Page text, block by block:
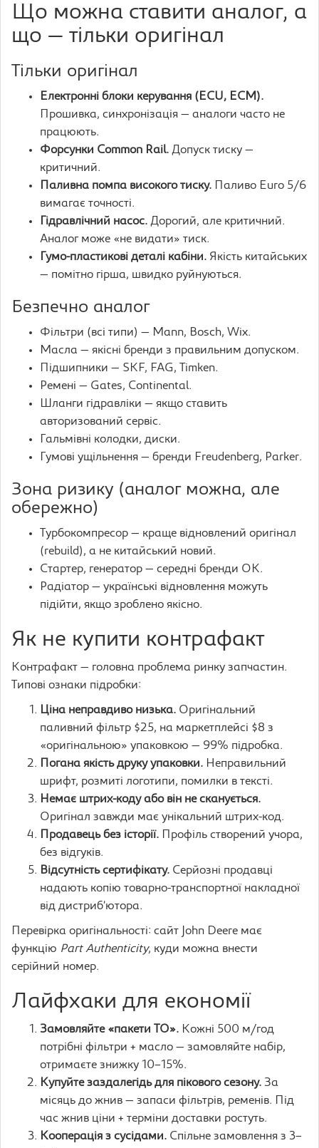
Що можна ставити аналог, а
що — тільки оригінал
Тільки оригінал
Електронні блоки керування (ECU, ECM).
Прошивка, синхронізація — аналоги часто не
працюють.
Форсунки Common Rail. Допуск тиску —
критичний.
Паливна помпа високого тиску. Паливо Euro 5/6
вимагає точності.
Гідравлічний насос. Дорогий, але критичний.
Аналог може «не видати» тиск.
Гумо-пластикові деталі кабіни. Якість китайських
— помітно гірша, швидко руйнуються.
Безпечно аналог
Фільтри (всі типи) — Mann, Bosch, Wix.
Масла — якісні бренди з правильним допуском.
Підшипники — SKF, FAG, Timken.
Ремені — Gates, Continental.
Шланги гідравліки — якщо ставить
авторизований сервіс.
Гальмівні колодки, диски.
Гумові ущільнення — бренди Freudenberg, Parker.
Зона ризику (аналог можна, але
обережно)
Турбокомпресор — краще відновлений оригінал
(rebuild), а не китайський новий.
Стартер, генератор — середні бренди ОК.
Радіатор — українські відновлення можуть
підійти, якщо зроблено якісно.
Як не купити контрафакт
Контрафакт — головна проблема ринку запчастин.
Типові ознаки підробки:
Ціна неправдиво низька. Оригінальний
паливний фільтр $25, на маркетплейсі $8 з
«оригінальною» упаковкою — 99% підробка.
Погана якість друку упаковки. Неправильний
шрифт, розмиті логотипи, помилки в тексті.
Немає штрих-коду або він не сканується.
Оригінал завжди має унікальний штрих-код.
Продавець без історії. Профіль створений учора,
без відгуків.
Відсутність сертифікату. Серйозні продавці
надають копію товарно-транспортної накладної
від дистриб’ютора.
Перевірка оригінальності: сайт John Deere має
функцію Part Authenticity, куди можна внести
серійний номер.
Лайфхаки для економії
Замовляйте «пакети ТО». Кожні 500 м/год
потрібні фільтри + масло — замовляйте набір,
отримаєте знижку 10–15%.
Купуйте заздалегідь для пікового сезону. За
місяць до жнив — запаси фільтрів, ременів. Під
час жнив ціни + терміни доставки ростуть.
Кооперація з сусідами. Спільне замовлення з 3–